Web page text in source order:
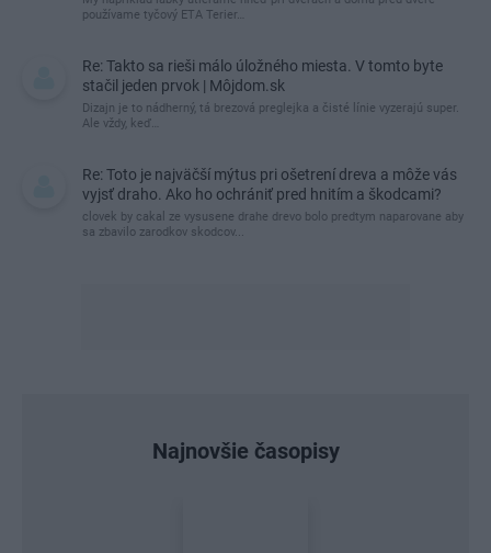
používame tyčový ETA Terier…
Re: Takto sa rieši málo úložného miesta. V tomto byte
stačil jeden prvok | Môjdom.sk
Dizajn je to nádherný, tá brezová preglejka a čisté línie vyzerajú super.
Ale vždy, keď…
Re: Toto je najväčší mýtus pri ošetrení dreva a môže vás
vyjsť draho. Ako ho ochrániť pred hnitím a škodcami?
clovek by cakal ze vysusene drahe drevo bolo predtym naparovane aby
sa zbavilo zarodkov skodcov...
Najnovšie časopisy